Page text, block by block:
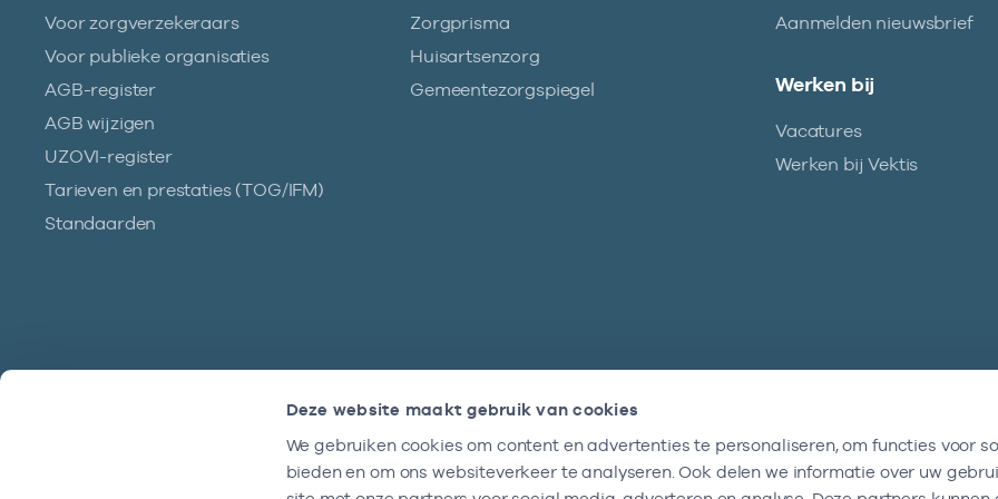
Deze website maakt gebruik van cookies
We gebruiken cookies om content en advertenties te personaliseren, om functies voor
bieden en om ons websiteverkeer te analyseren. Ook delen we informatie over uw
Voor zorgverzekeraars
Voor publieke organisaties
AGB-register
AGB wijzigen
UZOVI-register
Tarieven en prestaties (TOG/IFM)
Standaarden
Zorgprisma
Huisartsenzorg
Gemeentezorgspiegel
Aanmelden nieuwsbrief
Werken bij
Vacatures
Werken bij Vektis
We zijn doordeweeks bereikbaar tussen
Nieuwsbrief
Altijd op de hoogte blijven van al onze